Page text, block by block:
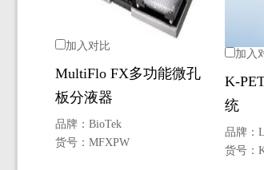
加入对比
MultiFlo FX多功能微孔
板分液器
品牌： BioTek
货号： MFXPW
加入
K-
统
品牌：
货号：